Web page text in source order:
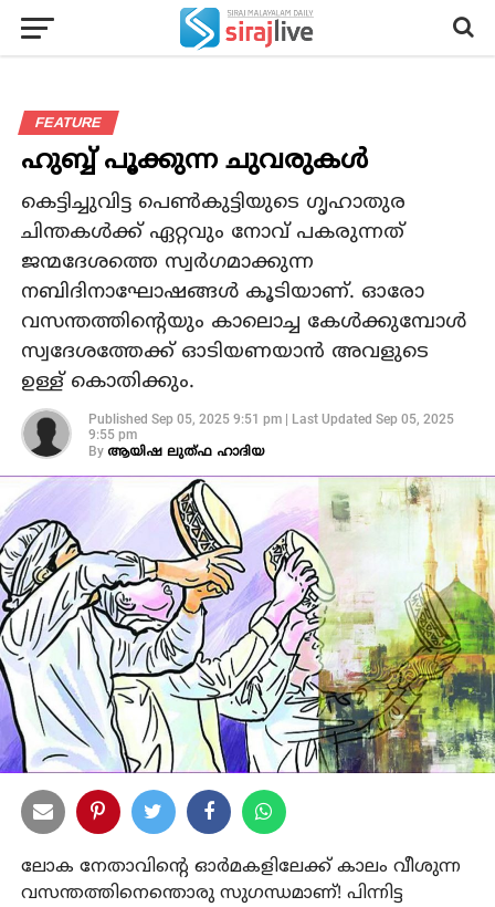
FEATURE
ഹുബ്ബ്‌ പൂക്കുന്ന ചുവരുകൾ
കെട്ടിച്ചുവിട്ട പെൺകുട്ടിയുടെ ഗൃഹാതുര
ചിന്തകൾക്ക് ഏറ്റവും നോവ് പകരുന്നത്
ജന്മദേശത്തെ സ്വർഗമാക്കുന്ന
നബിദിനാഘോഷങ്ങൾ കൂടിയാണ്. ഓരോ
വസന്തത്തിന്റെയും കാലൊച്ച കേൾക്കുമ്പോൾ
സ്വദേശത്തേക്ക് ഓടിയണയാൻ അവളുടെ
ഉള്ള് കൊതിക്കും.
Published Sep 05, 2025 9:51 pm| Last Updated Sep 05, 2025
9:55 pm
By ആയിഷ ലുത്ഫ ഹാദിയ
ലോക നേതാവിന്റെ ഓർമകളിലേക്ക് കാലം വീശുന്ന
വസന്തത്തിനെന്തൊരു സുഗന്ധമാണ്! പിന്നിട്ട